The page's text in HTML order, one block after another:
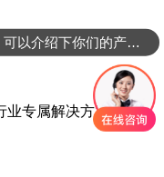
专属解决方案
可以介绍下你们的产品么